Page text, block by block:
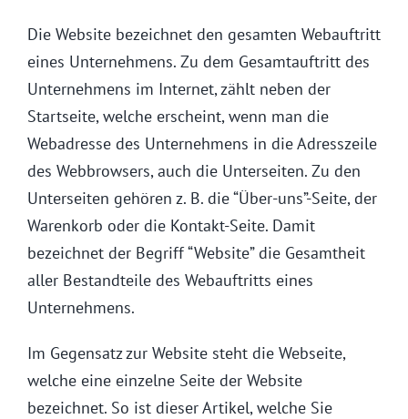
Die Website bezeichnet den gesamten Webauftritt
eines Unternehmens. Zu dem Gesamtauftritt des
Unternehmens im Internet, zählt neben der
Startseite, welche erscheint, wenn man die
Webadresse des Unternehmens in die Adresszeile
des Webbrowsers, auch die Unterseiten. Zu den
Unterseiten gehören z. B. die “Über-uns”-Seite, der
Warenkorb oder die Kontakt-Seite. Damit
bezeichnet der Begriff “Website” die Gesamtheit
aller Bestandteile des Webauftritts eines
Unternehmens.
Im Gegensatz zur Website steht die Webseite,
welche eine einzelne Seite der Website
bezeichnet. So ist dieser Artikel, welche Sie